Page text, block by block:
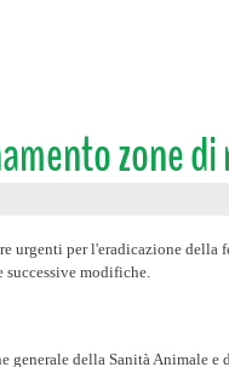
zone
urgenti per l'eradicazione
modifiche.
della Sanità Animale e